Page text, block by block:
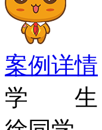
生在世
伦敦大
洲文化
法、音
案例详情
学 生